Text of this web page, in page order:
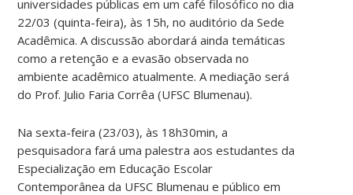
universidades públicas em um café filosófico no dia
22/03 (quinta-feira), às 15h, no auditório da Sede
Acadêmica. A discussão abordará ainda temáticas
como a retenção e a evasão observada no
ambiente acadêmico atualmente. A mediação será
do Prof. Julio Faria Corrêa (UFSC Blumenau).
Na sexta-feira (23/03), às 18h30min, a
pesquisadora fará uma palestra aos estudantes da
Especialização em Educação Escolar
Contemporânea da UFSC Blumenau e público em